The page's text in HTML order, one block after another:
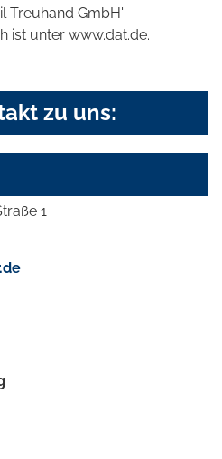
Treuhand GmbH'
ist unter www.dat.de.
zu uns:
1